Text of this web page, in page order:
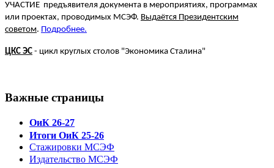
УЧАСТИЕ предъявителя документа в мероприятиях, программах
или проектах, проводимых МСЭФ. Выдаётся Президентским
советом. Подробнее.
ЦКС ЭС - цикл круглых столов "Экономика Сталина"
Важные страницы
ОиК 26-27
Итоги ОиК 25-26
Стажировки МСЭФ
Издательство МСЭФ